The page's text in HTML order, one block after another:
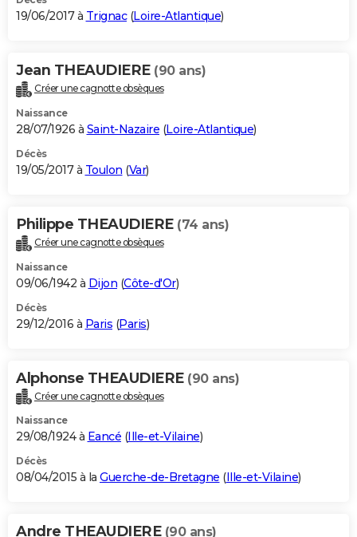
19/06/2017 à Trignac(Loire-Atlantique)
Jean THEAUDIERE (90 ans)
Créer une cagnotte obsèques
Naissance
28/07/1926 à Saint-Nazaire (Loire-Atlantique)
Décès
19/05/2017 à Toulon (Var)
Philippe THEAUDIERE (74 ans)
Créer une cagnotte obsèques
Naissance
09/06/1942 à Dijon (Côte-d'Or)
Décès
29/12/2016 à Paris (Paris)
Alphonse THEAUDIERE (90 ans)
Créer une cagnotte obsèques
Naissance
29/08/1924 à Eancé (Ille-et-Vilaine)
Décès
08/04/2015 à la Guerche-de-Bretagne (Ille-et-Vilaine)
Andre THEAUDIERE (90 ans)